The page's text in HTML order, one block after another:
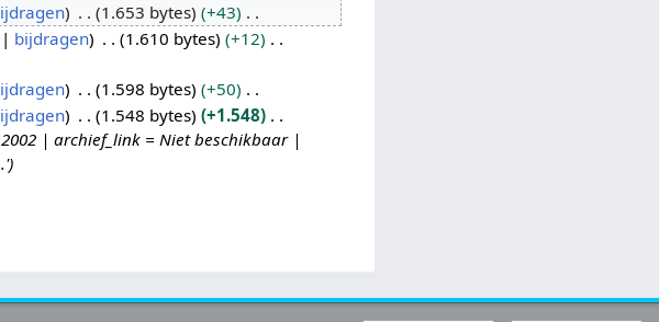
1.653 bytes
+43
bijdragen 1.610 bytes
+12
1.598 bytes
+50
1.548 bytes
+1.548
| archief_link = Niet beschikbaar |